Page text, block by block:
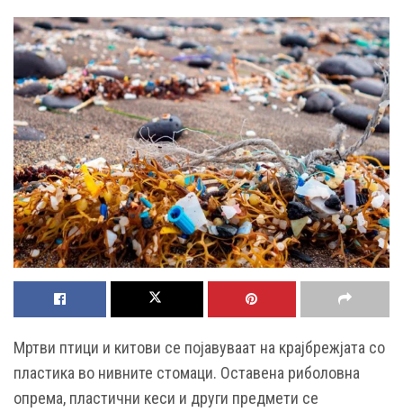
Мртви птици и китови се појавуваат на крајбрежјата со
пластика во нивните стомаци. Оставена риболовна
опрема, пластични кеси и други предмети се